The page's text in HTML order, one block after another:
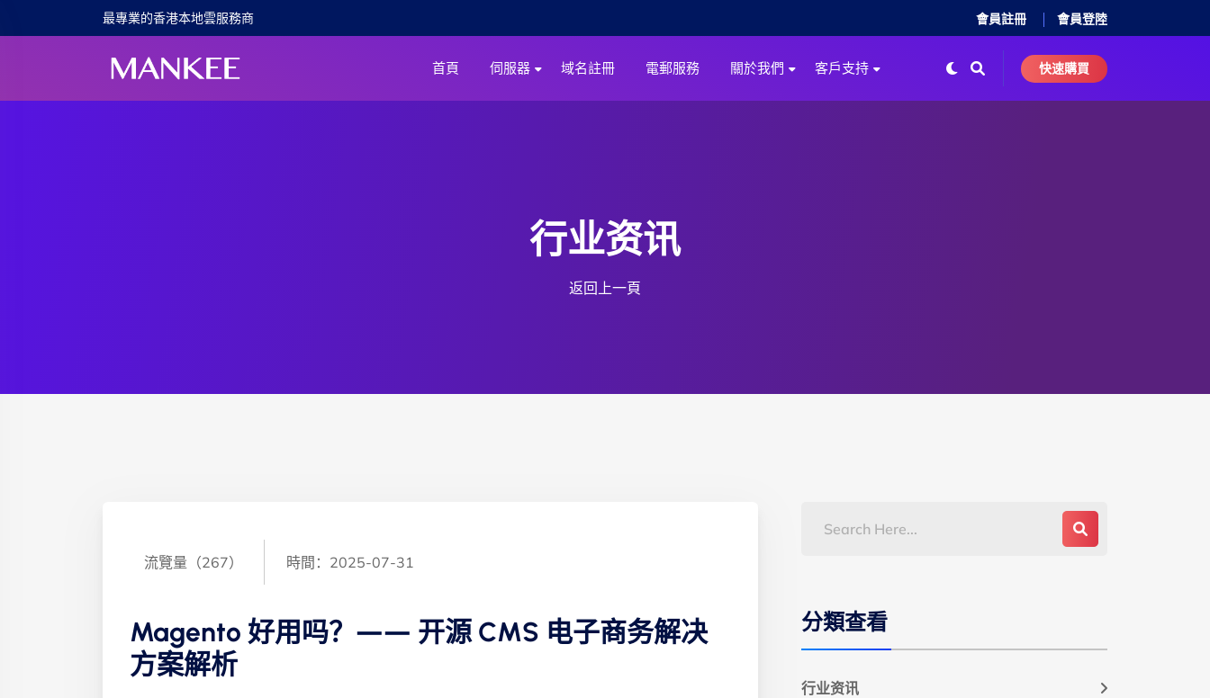
最專業的香港本地雲服務商 會員註冊 會員登陸
首頁 伺服器 域名註冊 電郵服務 關於我們 客戶支持 快速購買
行业资讯
返回上一頁
流覽量（267） 時間：2025-07-31
Magento 好用吗？—— 开源 CMS 电子商务解决
方案解析
分類查看
行业资讯